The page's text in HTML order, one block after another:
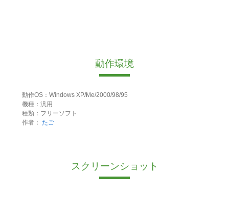
動作環境
動作OS：Windows XP/Me/2000/98/95
機種：汎用
種類：フリーソフト
作者： たご
スクリーンショット